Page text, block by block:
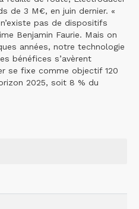
de 3 M€, en juin dernier. «
pas de dispositifs
Benjamin Faurie. Mais on
années, notre technologie
bénéfices s’avèrent
se fixe comme objectif 120
2025, soit 8 % du